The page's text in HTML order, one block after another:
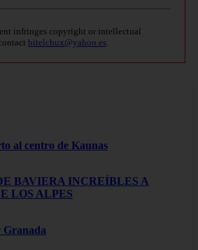
infringes copyright or intellectual
bitelchux@yahoo.es
al centro de Kaunas
BAVIERA INCREÍBLES A
LOS ALPES
Granada